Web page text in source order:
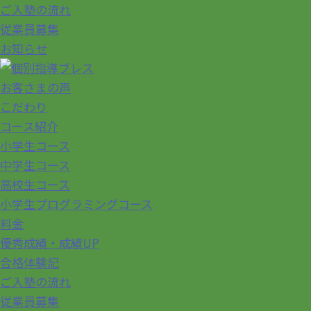
ご入塾の流れ
従業員募集
お知らせ
お客さまの声
こだわり
コース紹介
小学生コース
中学生コース
高校生コース
小学生プログラミングコース
料金
優秀成績・成績UP
合格体験記
ご入塾の流れ
従業員募集